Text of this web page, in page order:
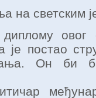
на светским
овог
је постао
Он би